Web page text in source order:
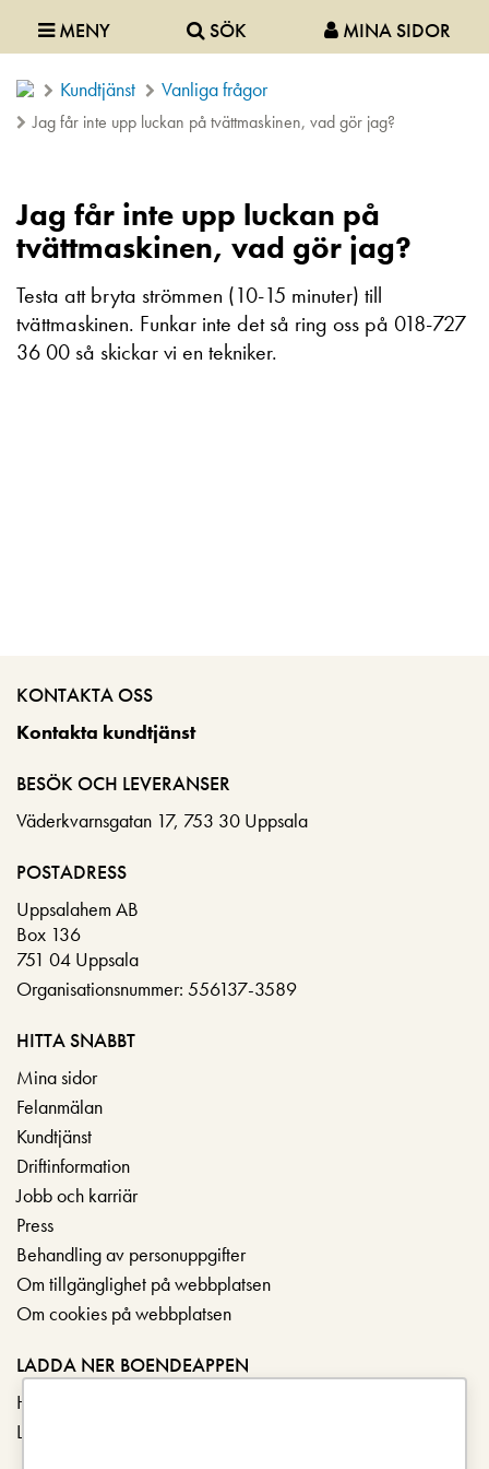
MENY SÖK MINA SIDOR
Kundtjänst Vanliga frågor
Jag får inte upp luckan på tvättmaskinen, vad gör jag?
Jag får inte upp luckan på
tvättmaskinen, vad gör jag?
Testa att bryta strömmen (10-15 minuter) till
tvättmaskinen. Funkar inte det så ring oss på 018-727
36 00 så skickar vi en tekniker.
KONTAKTA OSS
Kontakta kundtjänst
BESÖK OCH LEVERANSER
Väderkvarnsgatan 17, 753 30 Uppsala
POSTADRESS
Uppsalahem AB
Box 136
751 04 Uppsala
Organisationsnummer: 556137-3589
HITTA SNABBT
Mina sidor
Felanmälan
Kundtjänst
Driftinformation
Jobb och karriär
Press
Behandling av personuppgifter
Om tillgänglighet på webbplatsen
Om cookies på webbplatsen
LADDA NER BOENDEAPPEN
Hämta i App Store
Ladda ner på Google Play